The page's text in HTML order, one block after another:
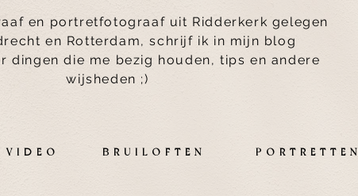
en portretfotograaf uit Ridderkerk gelegen
en Rotterdam, schrijf ik in mijn blog
dingen die me bezig houden, tips en andere
wijsheden ;)
BRUILOFTEN PORTRETTEN